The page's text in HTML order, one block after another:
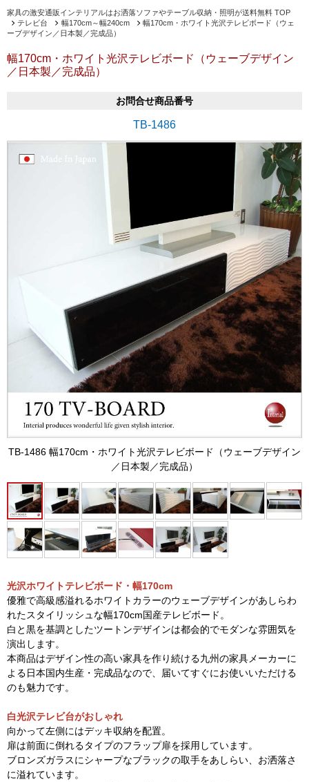
家具の激安通販インテリアルはお洒落ソファやテーブル収納・照明が送料無料 TOP
テレビ台
幅170cm～幅240cm
幅170cm・ホワイト光沢テレビボード（ウェ
ーブデザイン／日本製／完成品）
幅170cm・ホワイト光沢テレビボード（ウェーブデザイン
／日本製／完成品）
お問合せ商品番号
TB-1486
TB-1486 幅170cm・ホワイト光沢テレビボード（ウェーブデザイン
／日本製／完成品）
光沢ホワイトテレビボード・幅170cm
優雅で高級感溢れるホワイトカラーのウェーブデザインがあしらわ
れたスタイリッシュな幅170cm国産テレビボード。
白と黒を基調としたツートンデザインは都会的でモダンな雰囲気を
演出します。
本商品はデザイン性の高い家具を作り続ける九州の家具メーカーに
よる日本国内生産・完成品なので、届いてすぐにお使いいただける
のも魅力です。
白光沢テレビ台がおしゃれ
向かって左側にはデッキ収納を配置。
扉は前面に倒れるタイプのフラップ扉を採用しています。
ブロンズガラスにシャープなブラックの取手をあしらい、お洒落さ
に溢れています。